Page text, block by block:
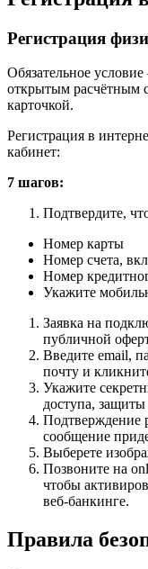
Регистрация
Обязательное
открытым расчётным
карточкой.
Регистрация в
кабинет:
7 шагов:
Подтвердите,
Номер карты
Номер счета,
Номер
Укажите
Заявка на
публичной
Введите email,
почту и
Укажите
доступа,
Подтверждение
сообщение
Выберете
Позвоните на
чтобы
веб-банкинге.
Правила